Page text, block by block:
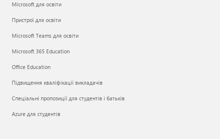
Microsoft для освіти
Пристрої для освіти
Microsoft Teams для освіти
Microsoft 365 Education
Office Education
Підвищення кваліфікації викладачів
Спеціальні пропозиції для студентів і батьків
Azure для студентів